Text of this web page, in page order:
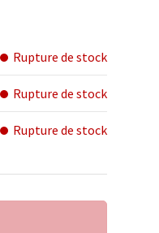
Rupture de stock
Rupture de stock
Rupture de stock